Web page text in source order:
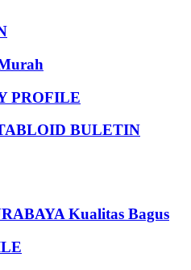
PROFILE
BULETIN
Kualitas Bagus